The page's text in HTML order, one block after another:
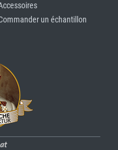
un échantillon